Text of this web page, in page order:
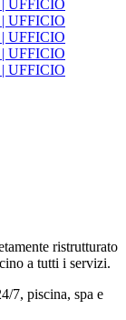
ristrutturato
a tutti i servizi.
7, piscina, spa e